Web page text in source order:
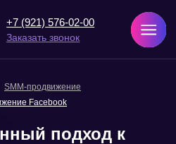
02-00
подход к
Facebook
SMM-продвижение